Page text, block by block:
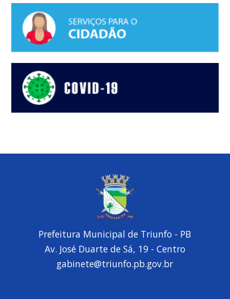
Prefeitura Municipal de Triunfo - PB
Av. José Duarte de Sá, 19 - Centro
gabinete@triunfo.pb.gov.br